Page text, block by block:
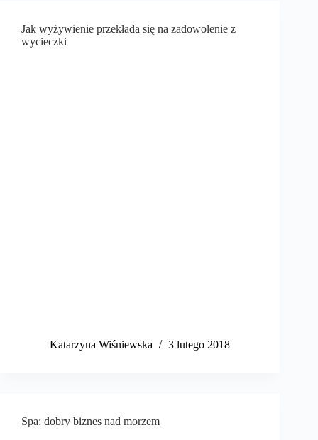
Jak wyżywienie przekłada się na zadowolenie z
wycieczki
Katarzyna Wiśniewska 3 lutego 2018
Spa: dobry biznes nad morzem